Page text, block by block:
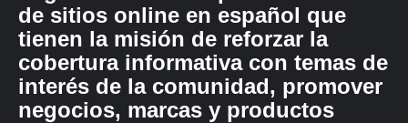
de sitios online en español que
tienen la misión de reforzar la
cobertura informativa con temas de
interés de la comunidad, promover
negocios, marcas y productos